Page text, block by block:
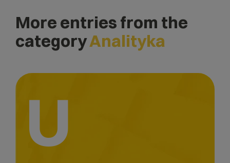
More entries from the
categoryAnalityka
U